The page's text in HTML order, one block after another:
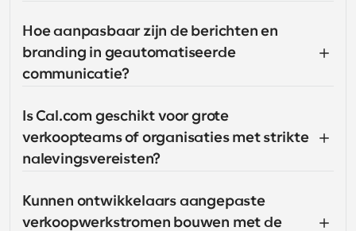
Hoe aanpasbaar zijn de berichten en
branding in geautomatiseerde
communicatie?
Is Cal.com geschikt voor grote
verkoopteams of organisaties met strikte
nalevingsvereisten?
Kunnen ontwikkelaars aangepaste
verkoopwerkstromen bouwen met de